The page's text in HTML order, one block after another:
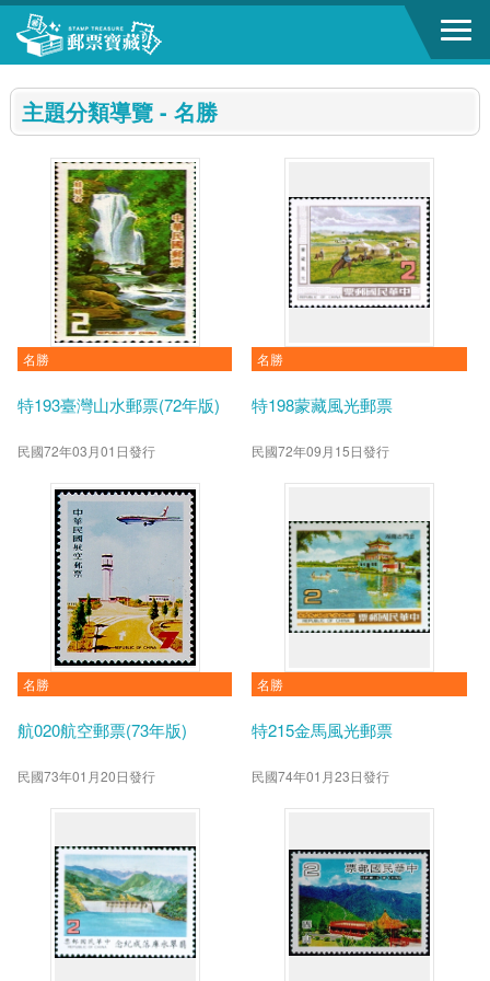
跳到主要內容區塊
主題分類導覽 - 名勝
名勝
特193臺灣山水郵票(72年版)
民國72年03月01日發行
名勝
特198蒙藏風光郵票
民國72年09月15日發行
名勝
航020航空郵票(73年版)
民國73年01月20日發行
名勝
特215金馬風光郵票
民國74年01月23日發行